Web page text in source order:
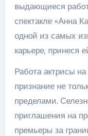
выдающиеся
спектакле «Анна
одной из самых
карьере, принеся
Работа актрисы
признание не
пределами.
приглашения на
премьеры за